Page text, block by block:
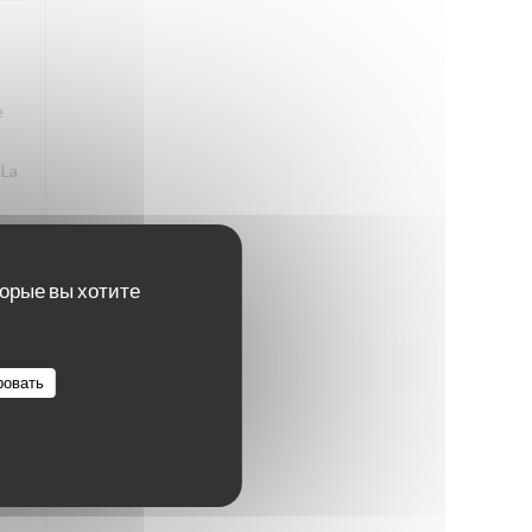
вы хотите
4/5